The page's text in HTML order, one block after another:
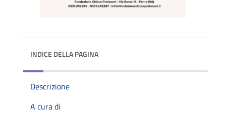
INDICE DELLA PAGINA
Descrizione
A cura di